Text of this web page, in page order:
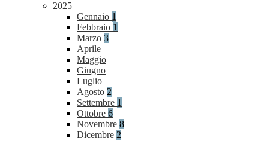
2025
Gennaio 1
Febbraio 1
Marzo 3
Aprile
Maggio
Giugno
Luglio
Agosto 2
Settembre 1
Ottobre 6
Novembre 8
Dicembre 2